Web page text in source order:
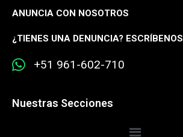
ANUNCIA CON NOSOTROS
¿TIENES UNA DENUNCIA? ESCRÍBENOS
+51 961-602-710
Nuestras Secciones